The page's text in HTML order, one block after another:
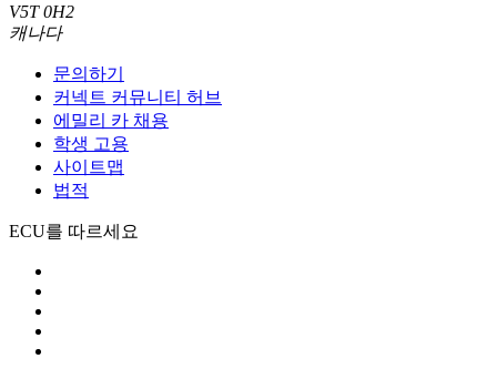
V5T 0H2
캐나다
문의하기
커넥트 커뮤니티 허브
에밀리 카 채용
학생 고용
사이트맵
법적
ECU를 따르세요